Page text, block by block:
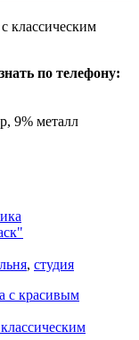
по телефону:
9% металл
, студия
с красивым